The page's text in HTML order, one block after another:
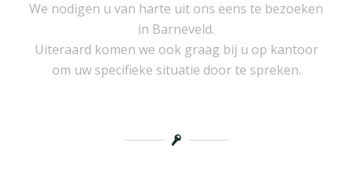
We nodigen u van harte uit ons eens te bezoeken
in Barneveld.
Uiteraard komen we ook graag bij u op kantoor
om uw specifieke situatie door te spreken.